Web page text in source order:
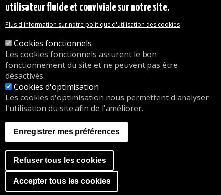
Les services de l'administration
Organigramme
© 2026 Commune d'Auderghem
Rue Emile Idiers 12 - 1160 Auderghem
Tel. : 02/676.48.11.
Nos heures d'ouverture
Inscriptions en crèche
nous.auderghem.be
Activités parascolaires
Faire du sport
A website by
utilisateur fluide et conviviale sur notre site.
Plus d'information sur notre politique d'utilisation des cookies
Cookies fonctionnels
Les cookies fonctionnels assurent le bon
fonctionnement du site et ne peuvent pas être
désactivés.
Cookies d'optimisation
Les cookies d'optimisation nous permettent d'analyser
l'utilisation du site afin de l'améliorer.
Enregistrer mes préférences
Refuser tous les cookies
Accepter tous les cookies